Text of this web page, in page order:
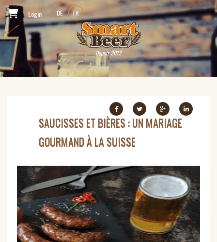
Login DE FR
Depuis 2012
SAUCISSES ET BIÈRES : UN MARIAGE
GOURMAND À LA SUISSE